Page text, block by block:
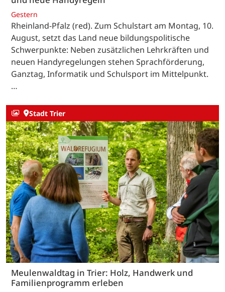
Gestern
Rheinland-Pfalz (red). Zum Schulstart am Montag, 10.
August, setzt das Land neue bildungspolitische
Schwerpunkte: Neben zusätzlichen Lehrkräften und
neuen Handyregelungen stehen Sprachförderung,
Ganztag, Informatik und Schulsport im Mittelpunkt.
…
Stadt Trier
Meulenwaldtag in Trier: Holz, Handwerk und
Familienprogramm erleben